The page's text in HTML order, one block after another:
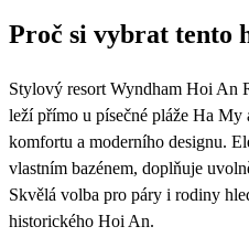
Proč si vybrat tento
Stylový resort Wyndham Hoi An
leží přímo u písečné pláže Ha
komfortu a moderního designu.
vlastním bazénem, doplňuje
Skvělá volba pro páry i rodiny
historického Hoi An.